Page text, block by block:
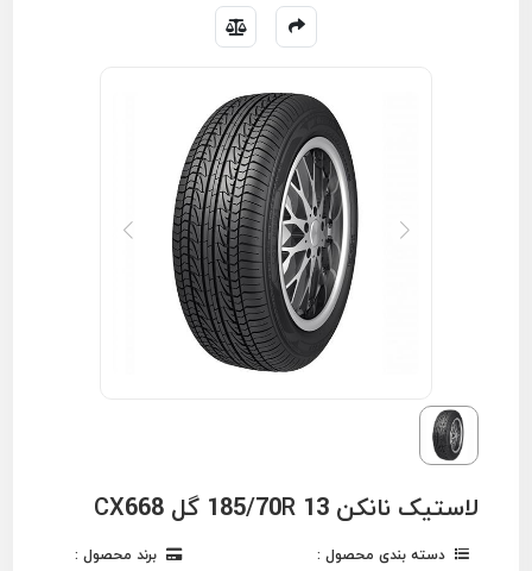
لاستیک نانکن 185/70R 13 گل CX668
دسته بندی محصول : برند محصول :